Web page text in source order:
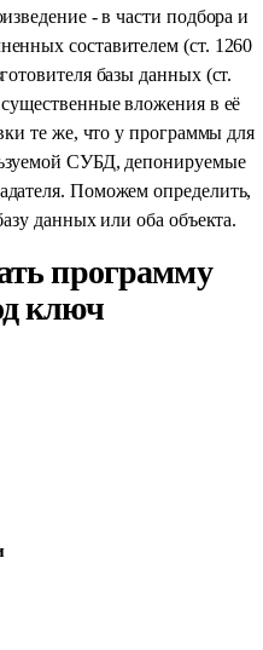
- в части подбора и
составителем (ст. 1260
базы данных (ст.
вложения в её
те же, что у программы для
СУБД, депонируемые
Поможем определить,
данных или оба объекта.
программу
ключ